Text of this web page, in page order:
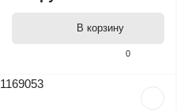
0
В корзину
1169053